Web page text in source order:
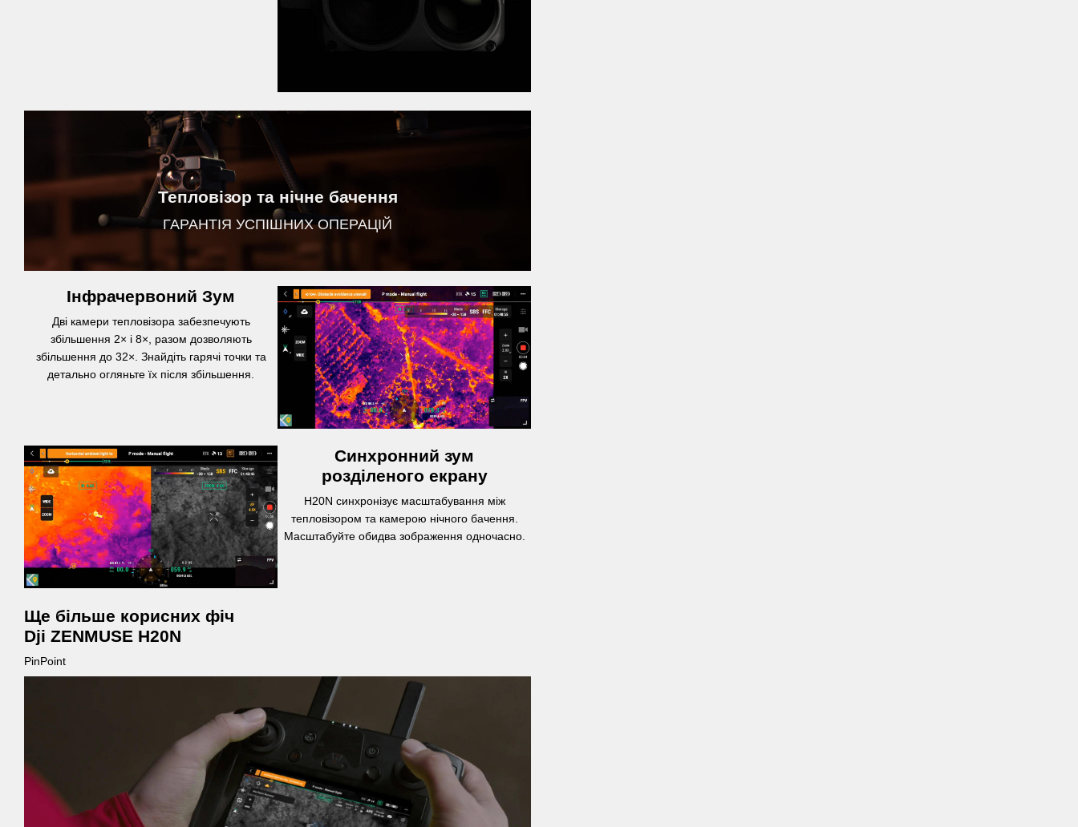
Тепловізор та нічне бачення
ГАРАНТІЯ УСПІШНИХ ОПЕРАЦІЙ
Інфрачервоний Зум
Дві камери тепловізора забезпечують
збільшення 2× і 8×, разом дозволяють
збільшення до 32×. Знайдіть гарячі точки та
детально огляньте їх після збільшення.
Синхронний зум
розділеного екрану
H20N синхронізує масштабування між
тепловізором та камерою нічного бачення.
Масштабуйте обидва зображення одночасно.
Ще більше корисних фіч
Dji ZENMUSE H20N
PinPoint